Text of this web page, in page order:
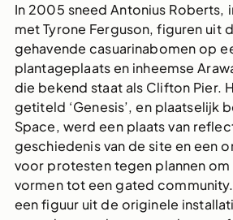
In 2005 sneed Antonius Roberts,
met Tyrone Ferguson, figuren uit
gehavende casuarinabomen op
plantageplaats en inheemse
die bekend staat als Clifton Pier.
getiteld ‘Genesis’, en plaatselijk
Space, werd een plaats van
geschiedenis van de site en een
voor protesten tegen plannen
vormen tot een gated community.
een figuur uit de originele